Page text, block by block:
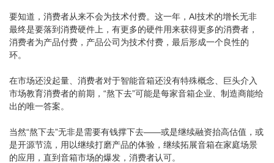
要知道，消费者从来不会为技术付费。这一年，AI技术的增长无非
最终是要落到消费硬件上，有更多的硬件用来获得更多的消费者，
消费者为产品付费，产品公司为技术付费，最后形成一个良性的
环。
在市场还没起量、消费者对于智能音箱还没有特殊概念、巨头介入
市场教育消费者的前期，“熬下去”可能是每家音箱企业、制造商能给
出的唯一答案。
当然“熬下去”无非是需要有钱撑下去——或是继续融资抬高估值，或
是开源节流，用以继续打磨产品的体验，继续拓展音箱在家庭场景
的应用，直到音箱市场的爆发，消费者认可。